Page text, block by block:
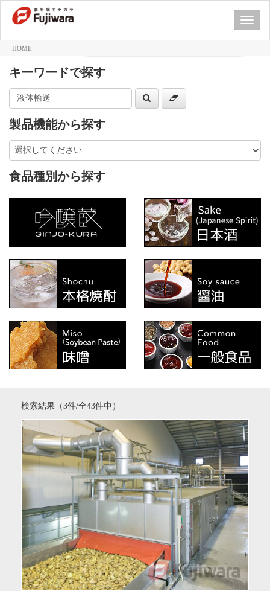
M
E
HOME
キーワードで探す
製品機能から探す
食品種別から探す
検索結果（3件/全43件中）